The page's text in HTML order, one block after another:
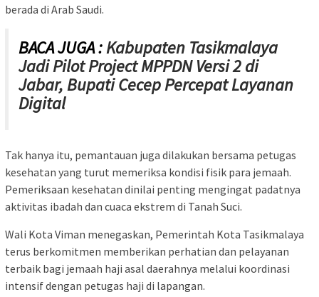
berada di Arab Saudi.
BACA JUGA :Kabupaten Tasikmalaya
Jadi Pilot Project MPPDN Versi 2 di
Jabar, Bupati Cecep Percepat Layanan
Digital
Tak hanya itu, pemantauan juga dilakukan bersama petugas
kesehatan yang turut memeriksa kondisi fisik para jemaah.
Pemeriksaan kesehatan dinilai penting mengingat padatnya
aktivitas ibadah dan cuaca ekstrem di Tanah Suci.
Wali Kota Viman menegaskan, Pemerintah Kota Tasikmalaya
terus berkomitmen memberikan perhatian dan pelayanan
terbaik bagi jemaah haji asal daerahnya melalui koordinasi
intensif dengan petugas haji di lapangan.